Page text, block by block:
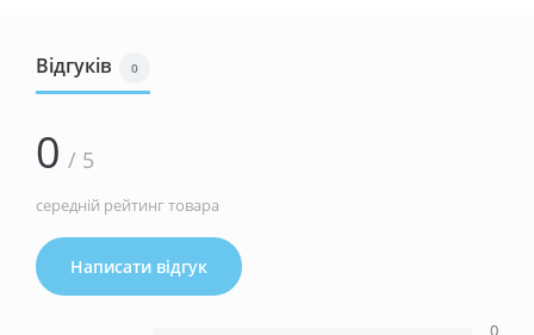
Відгуків 0
0 / 5
середній рейтинг товара
Написати відгук
0